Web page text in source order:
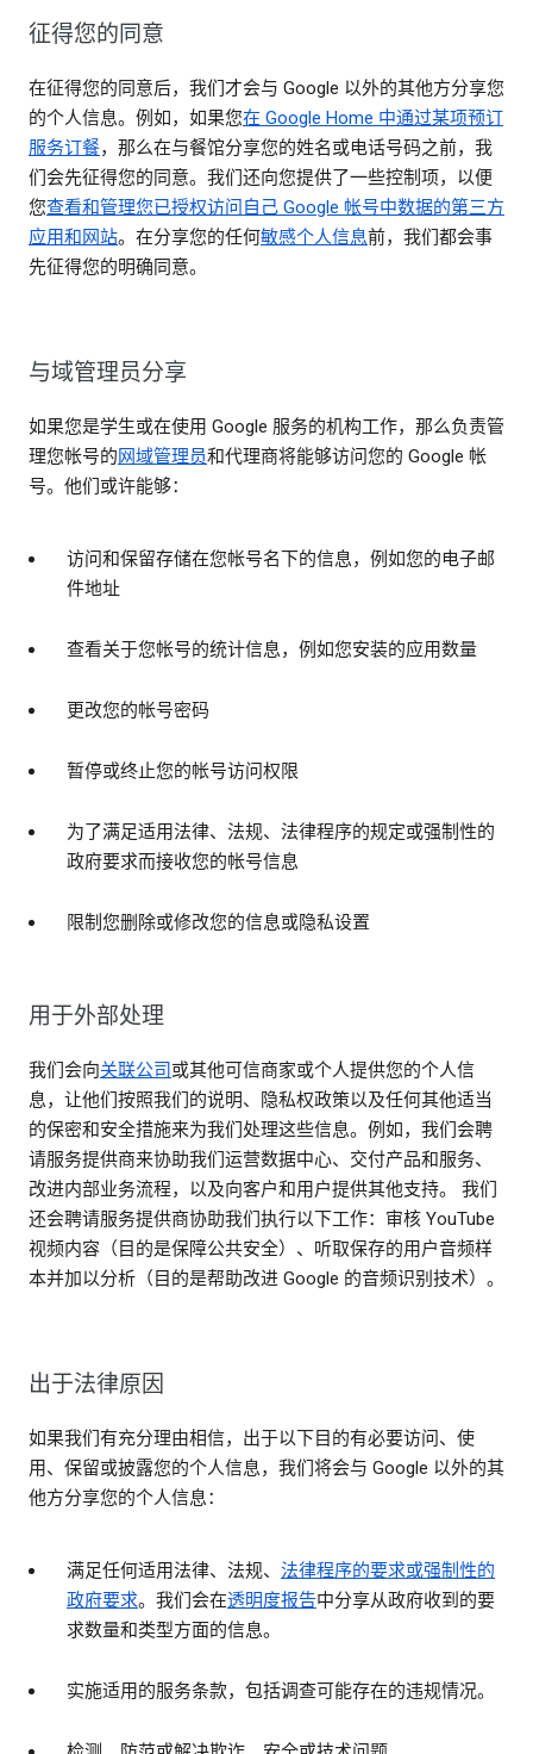
征得您的同意
在征得您的同意后，我们才会与 Google 以外的其他方分享您
的个人信息。例如，如果您在 Google Home 中通过某项预订
服务订餐，那么在与餐馆分享您的姓名或电话号码之前，我
们会先征得您的同意。我们还向您提供了一些控制项，以便
您查看和管理您已授权访问自己 Google 帐号中数据的第三方
应用和网站。在分享您的任何敏感个人信息前，我们都会事
先征得您的明确同意。
与域管理员分享
如果您是学生或在使用 Google 服务的机构工作，那么负责管
理您帐号的网域管理员和代理商将能够访问您的 Google 帐
号。他们或许能够：
访问和保留存储在您帐号名下的信息，例如您的电子邮
件地址
查看关于您帐号的统计信息，例如您安装的应用数量
更改您的帐号密码
暂停或终止您的帐号访问权限
为了满足适用法律、法规、法律程序的规定或强制性的
政府要求而接收您的帐号信息
限制您删除或修改您的信息或隐私设置
用于外部处理
我们会向关联公司 或其他可信商家或个人提供您的个人信
息，让他们按照我们的说明、隐私权政策以及任何其他适当
的保密和安全措施来为我们处理这些信息。例如，我们会聘
请服务提供商来协助我们运营数据中心、交付产品和服务、
改进内部业务流程，以及向客户和用户提供其他支持。 我们
还会聘请服务提供商协助我们执行以下工作：审核 YouTube
视频内容（目的是保障公共安全）、听取保存的用户音频样
本并加以分析（目的是帮助改进 Google 的音频识别技术）。
出于法律原因
如果我们有充分理由相信，出于以下目的有必要访问、使
用、保留或披露您的个人信息，我们将会与 Google 以外的其
他方分享您的个人信息：
满足任何适用法律、法规、 法律程序的要求或强制性的
政府要求。我们会在透明度报告中分享从政府收到的要
求数量和类型方面的信息。
实施适用的服务条款，包括调查可能存在的违规情况。